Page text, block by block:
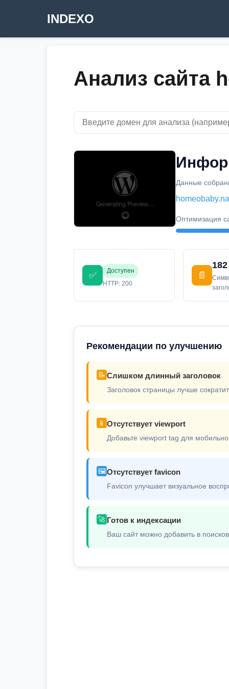
INDEXO
Анализ сайта
Данные
Оптимизация
✅
Доступен
HTTP: 200
📄
182
Рекомендации по улучшению
📝 Слишком длинный заголовок
Заголовок страницы лучше
📱 Отсутствует viewport
Добавьте viewport tag для
🖼️Отсутствует favicon
Favicon улучшает визуальное
🚀 Готов к индексации
Ваш сайт можно добавить в